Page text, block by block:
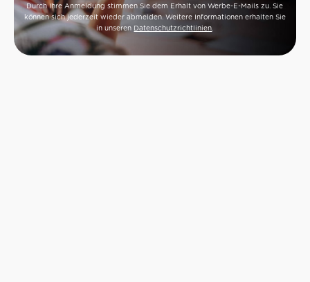
Durch Ihre Anmeldung stimmen Sie dem Erhalt von Werbe-E-Mails zu. Sie
können sich jederzeit wieder abmelden. Weitere Informationen erhalten Sie
in unseren Datenschutzrichtlinien